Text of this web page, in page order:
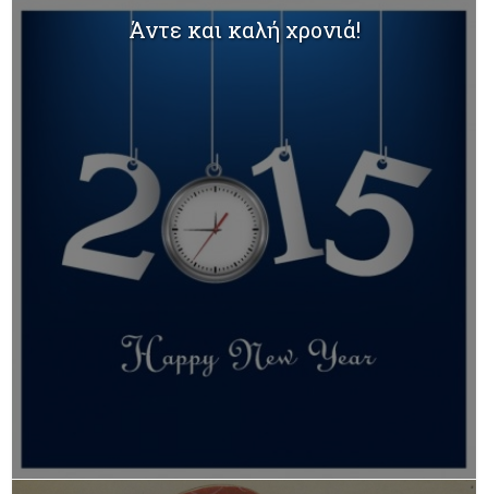
Ένα βράδυ σ’ ένα κλαμπ.
Άντε και καλή χρονιά!